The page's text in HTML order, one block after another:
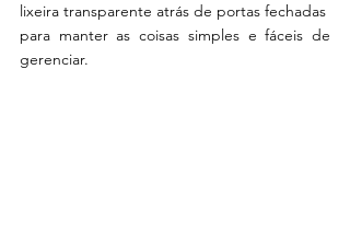
lixeira transparente atrás de portas fechadas
para manter as coisas simples e fáceis de
gerenciar.